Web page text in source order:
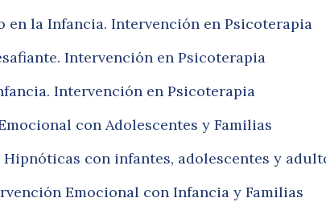
en la Infancia. Intervención en Psicoterapia
Intervención en Psicoterapia
Intervención en Psicoterapia
con Adolescentes y Familias
con infantes, adolescentes y
Emocional con Infancia y Familias